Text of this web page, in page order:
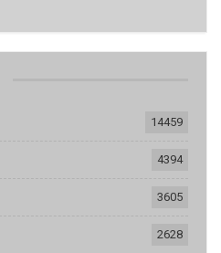
14459
4394
3605
2628